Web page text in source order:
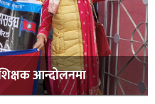
आन्दोलनमा